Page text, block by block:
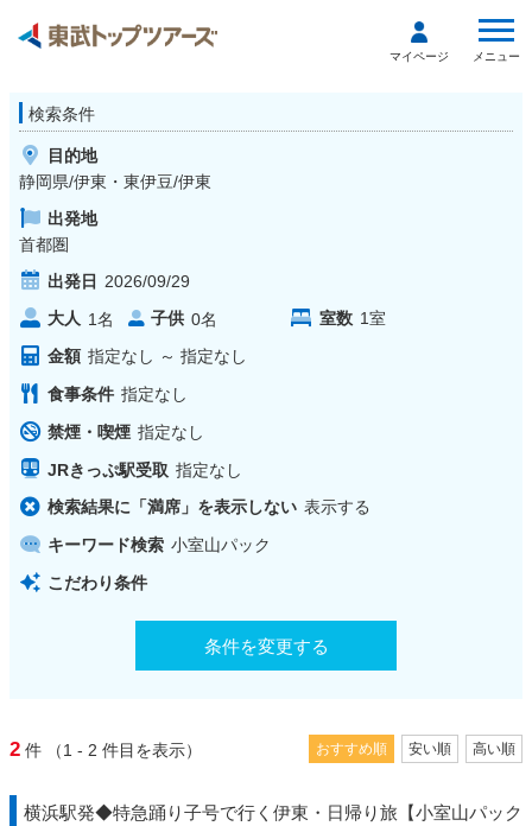
マイページ メニュー
検索条件
目的地
静岡県/伊東・東伊豆/伊東
出発地
首都圏
出発日 2026/09/29
大人 1名 子供 0名 室数 1室
金額 指定なし ～ 指定なし
食事条件 指定なし
禁煙・喫煙 指定なし
JRきっぷ駅受取 指定なし
検索結果に「満席」を表示しない 表示する
キーワード検索 小室山パック
こだわり条件
条件を変更する
2 件 （1 - 2 件目を表示） おすすめ順 安い順 高い順
横浜駅発◆特急踊り子号で行く伊東・日帰り旅【小室山パック